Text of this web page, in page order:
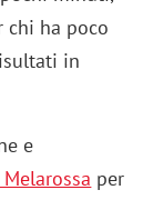
chi ha poco
in
e
per